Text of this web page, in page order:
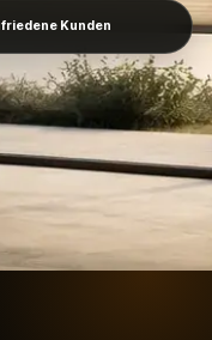
Kunden